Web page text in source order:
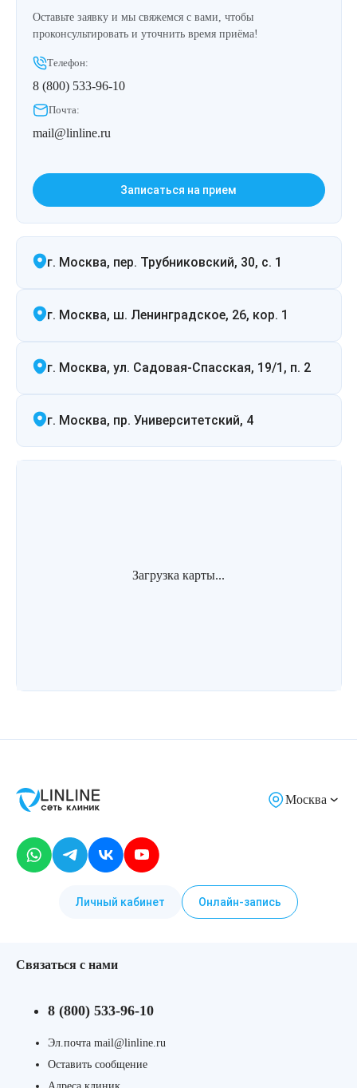
Оставьте заявку и мы свяжемся с вами, чтобы
проконсультировать и уточнить время приёма!
Телефон:
8 (800) 533-96-10
Почта:
mail@linline.ru
Записаться на прием
г. Москва, пер. Трубниковский, 30, с. 1
г. Москва, ш. Ленинградское, 26, кор. 1
г. Москва, ул. Садовая-Спасская, 19/1, п. 2
г. Москва, пр. Университетский, 4
Загрузка карты...
Москва
Личный кабинет Онлайн-запись
Связаться с нами
8 (800) 533-96-10
Эл.почта mail@linline.ru
Оставить сообщение